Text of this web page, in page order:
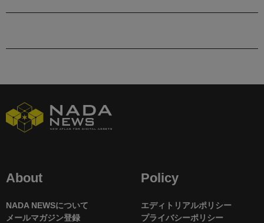
About
NADA NEWSについて
メールマガジン登録
Policy
エディトリアルポリシー
プライバシーポリシー